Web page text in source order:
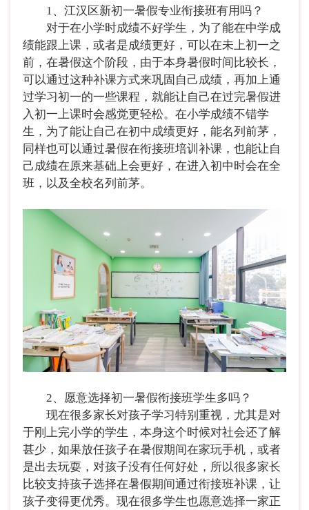
1、江汉区新初一暑假专业衔接班有用吗？
对于在小学时成绩不好学生，为了能在中学成
绩能跟上课，或者是成绩更好，可以在未上初一之
前，在暑假这个阶段，由于本身暑假时间比较长，
可以通过这种补课方式来巩固自己成绩，再加上通
过学习初一的一些课程，就能让自己在过完暑假进
入初一上课时会感觉更轻松。在小学成绩不错学
生，为了能让自己在初中成绩更好，能名列前茅，
同样也可以通过暑假在衔接班培训补课，也能让自
己成绩在原来基础上会更好，在进入初中时会在全
班，以及全校名列前茅。
2、愿意选择初一暑假衔接班学生多吗？
现在很多家长对孩子学习特别重视，尤其是对
于刚上完小学的学生，本身这个时候对社会还了解
甚少，如果放任孩子在暑假期间在家玩手机，或者
是出去玩耍，对孩子没有任何好处，所以很多家长
比较支持孩子选择在暑假期间通过衔接班补课，让
孩子变得更优秀。现在很多学生也愿意选择一家正